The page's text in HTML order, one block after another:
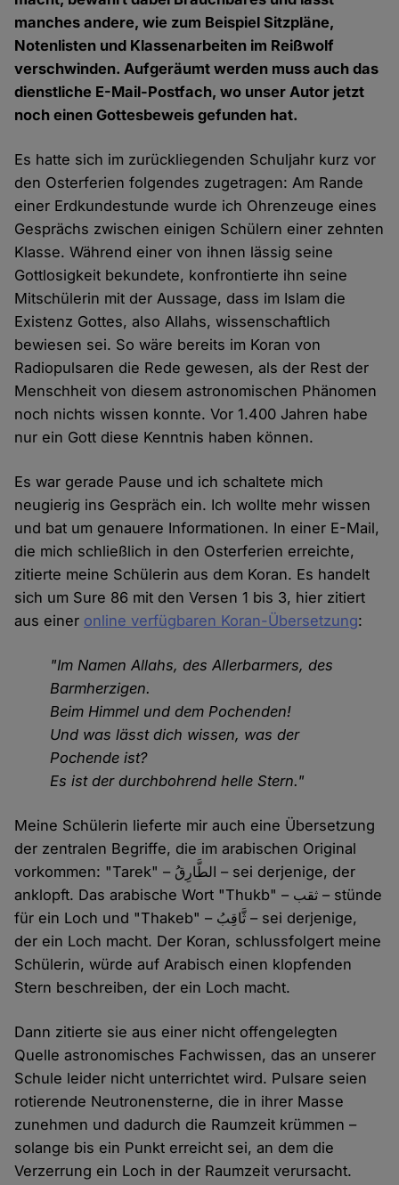
manches andere, wie zum Beispiel Sitzpläne,
Notenlisten und Klassenarbeiten im Reißwolf
verschwinden. Aufgeräumt werden muss auch das
dienstliche E-Mail-Postfach, wo unser Autor jetzt
noch einen Gottesbeweis gefunden hat.
Es hatte sich im zurückliegenden Schuljahr kurz vor
den Osterferien folgendes zugetragen: Am Rande
einer Erdkundestunde wurde ich Ohrenzeuge eines
Gesprächs zwischen einigen Schülern einer zehnten
Klasse. Während einer von ihnen lässig seine
Gottlosigkeit bekundete, konfrontierte ihn seine
Mitschülerin mit der Aussage, dass im Islam die
Existenz Gottes, also Allahs, wissenschaftlich
bewiesen sei. So wäre bereits im Koran von
Radiopulsaren die Rede gewesen, als der Rest der
Menschheit von diesem astronomischen Phänomen
noch nichts wissen konnte. Vor 1.400 Jahren habe
nur ein Gott diese Kenntnis haben können.
Es war gerade Pause und ich schaltete mich
neugierig ins Gespräch ein. Ich wollte mehr wissen
und bat um genauere Informationen. In einer E-Mail,
die mich schließlich in den Osterferien erreichte,
zitierte meine Schülerin aus dem Koran. Es handelt
sich um Sure 86 mit den Versen 1 bis 3, hier zitiert
aus einer online verfügbaren Koran-Übersetzung:
"Im Namen Allahs, des Allerbarmers, des
Barmherzigen.
Beim Himmel und dem Pochenden!
Und was lässt dich wissen, was der
Pochende ist?
Es ist der durchbohrend helle Stern."
Meine Schülerin lieferte mir auch eine Übersetzung
der zentralen Begriffe, die im arabischen Original
vorkommen: "Tarek" – الطَّارِقُ – sei derjenige, der
anklopft. Das arabische Wort "Thukb" – ثقب – stünde
für ein Loch und "Thakeb" – ثَّاقِبُ – sei derjenige,
der ein Loch macht. Der Koran, schlussfolgert meine
Schülerin, würde auf Arabisch einen klopfenden
Stern beschreiben, der ein Loch macht.
Dann zitierte sie aus einer nicht offengelegten
Quelle astronomisches Fachwissen, das an unserer
Schule leider nicht unterrichtet wird. Pulsare seien
rotierende Neutronensterne, die in ihrer Masse
zunehmen und dadurch die Raumzeit krümmen –
solange bis ein Punkt erreicht sei, an dem die
Verzerrung ein Loch in der Raumzeit verursacht.